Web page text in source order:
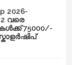
2026-
വരെ
75000/-